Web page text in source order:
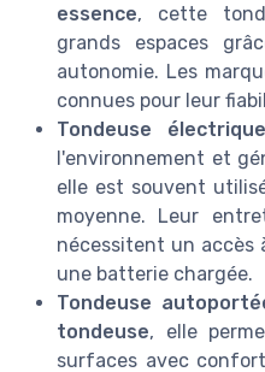
essence, cette
grands espaces
autonomie. Les
connues pour leur
Tondeuse
l'environnement et
elle est souvent
moyenne. Leur
nécessitent un accès
une batterie chargée.
Tondeuse
tondeuse, elle
surfaces avec